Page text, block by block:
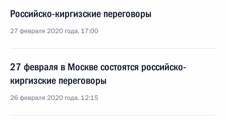
Российско-киргизские переговоры
27 февраля 2020 года, 17:00
27 февраля в Москве состоятся российско-
киргизские переговоры
26 февраля 2020 года, 12:15